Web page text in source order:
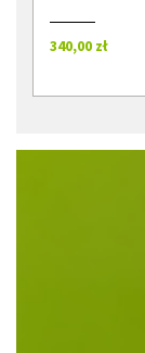
340,00 zł